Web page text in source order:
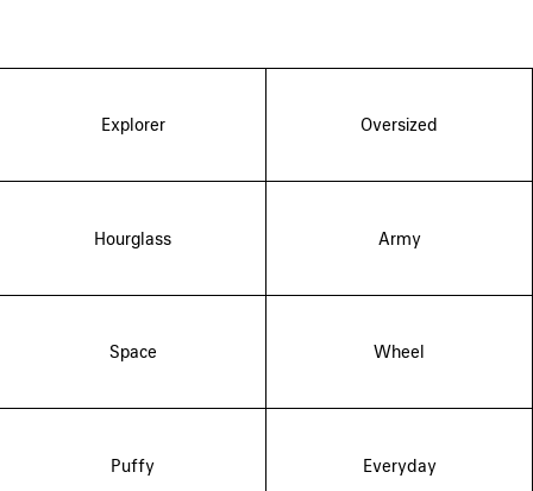
Explorer Oversized
Hourglass Army
Space Wheel
Puffy Everyday